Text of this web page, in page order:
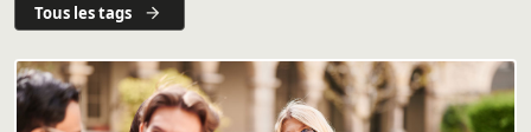
Tous les tags